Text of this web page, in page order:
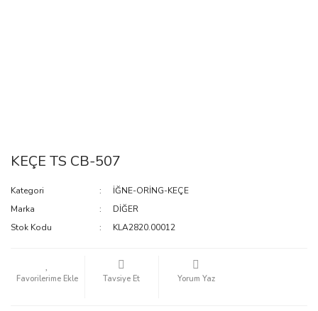
KEÇE TS CB-507
Kategori
İĞNE-ORİNG-KEÇE
Marka
DİĞER
Stok Kodu
KLA2820.00012
Tavsiye Et Yorum Yaz